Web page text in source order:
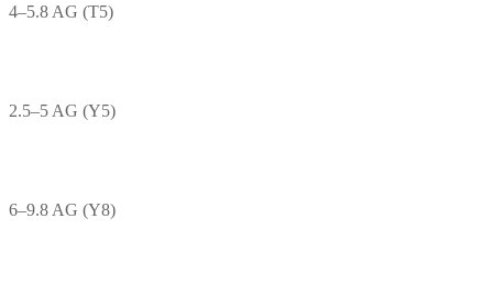
4–5.8 AG (T5)
2.5–5 AG (Y5)
6–9.8 AG (Y8)